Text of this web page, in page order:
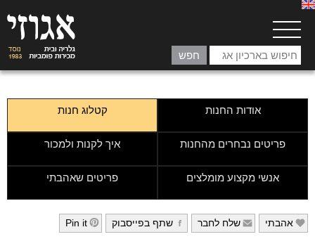
אודות החנות קטלוג חנות
פריטים נבחרים מהחנות איך לקנות ולמכור
אנשי מקצוע מומלצים פריטים שאהבתי
e אהבתי f שלח לחבר g שתף בפייסבוק h
Pin it